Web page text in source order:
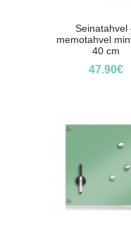
Seinatahvel
memotahvel
40 cm
47.90€